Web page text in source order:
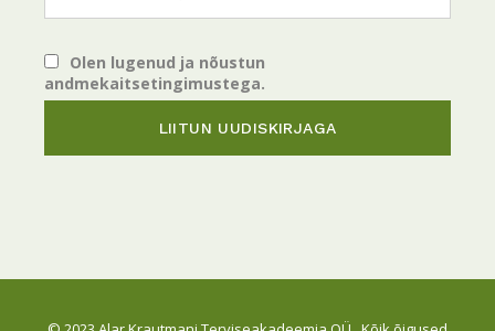
Olen lugenud ja nõustun
andmekaitsetingimustega.